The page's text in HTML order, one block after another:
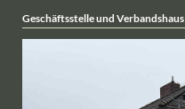
Geschäftsstelle und Verbandshaus